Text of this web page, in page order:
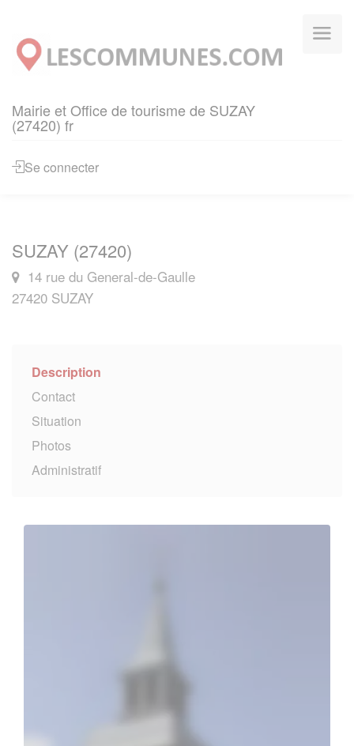
Mairie et Office de tourisme de SUZAY
(27420) fr
Se connecter
SUZAY (27420)
14 rue du General-de-Gaulle
27420 SUZAY
Description
Contact
Situation
Photos
Administratif